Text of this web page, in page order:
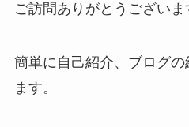
ご訪問ありがとうござい
簡単に自己紹介、ブログ
ます。